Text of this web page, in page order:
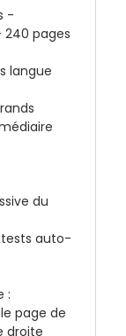
-
240 pages
langue
du
tests auto-
:
page de
droite